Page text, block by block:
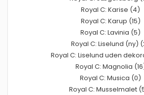
Royal C: Karise (4)
Royal C: Karup (15)
Royal C: Lavinia (5)
Royal C: Liselund (ny)
Royal C: Liselund uden
Royal C: Magnolia
Royal C: Musica (0)
Royal C: Musselmalet